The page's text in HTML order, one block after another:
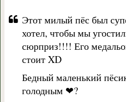
Этот милый пёс был
хотел, чтобы мы
сюрприз!!!! Его
стоит XD
Бедный маленький
голодным ❤?